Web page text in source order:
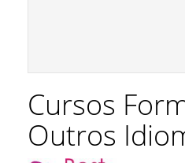
Cursos
Outros